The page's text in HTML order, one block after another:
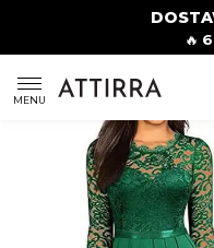
🔥 6
MENU
Mężczyźni
SUKIENKI
KOMBINEZONY